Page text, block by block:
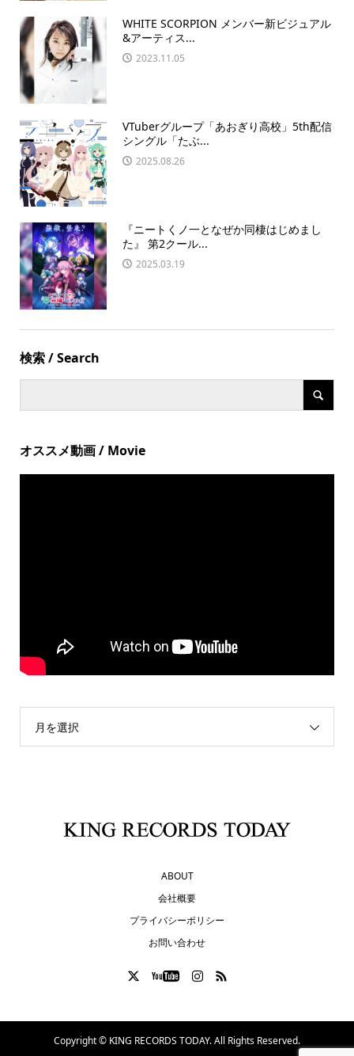
WHITE SCORPION メンバー新ビジュアル
&アーティス...
2023.11.05
VTuberグループ「あおぎり高校」5th配信
シングル「たぶ...
2025.08.26
『ニートくノ一となぜか同棲はじめまし
た』 第2クール...
2025.03.19
検索 / Search
オススメ動画 / Movie
月を選択
ABOUT
会社概要
プライバシーポリシー
お問い合わせ
Copyright © KING RECORDS TODAY. All Rights Reserved.